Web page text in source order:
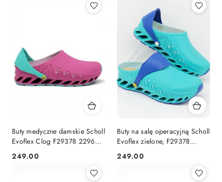
obniżką
Buty medyczne damskie Scholl
Evoflex Clog F29378 2296
fuchsia, ESD, szerokie, tęgość
H
Cena:
249.00
Buty na salę operacyjną Scholl
Evoflex zielone, F29378
emerald, tęgość J
Cena:
249.00